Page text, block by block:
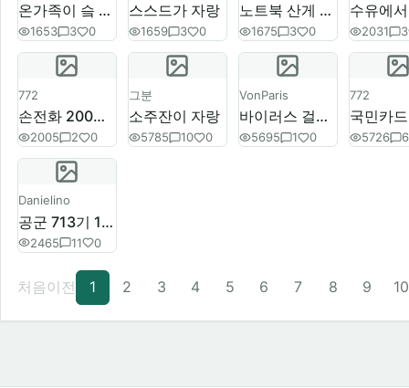
온가족이 슼 노예
1653 3 0
스스드가 자랑
1659 3 0
노트북 산게 자랑
1675 3 0 2031 3
772
손전화 200일 넘게 쓴게 자랑
2005 2 0
그분
소주잔이 자랑
5785 10 0
VonParis
바이러스 걸린게 자랑
5695 1 0
772
5726 6
Danielino
공군 713기 1차 서류전형 붙은게자랑
2465 11 0
처음이전 1 2 3 4 5 6 7 8 9 10